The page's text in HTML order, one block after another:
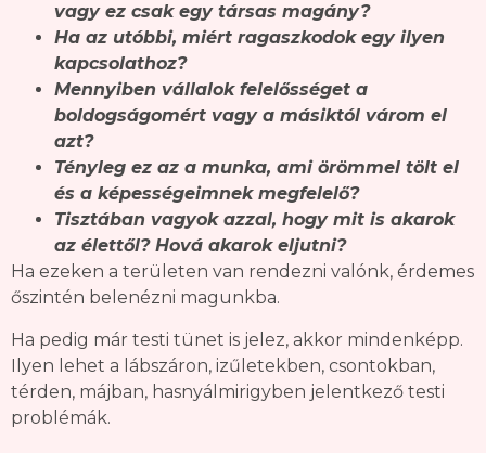
vagy ez csak egy társas magány?
Ha az utóbbi, miért ragaszkodok egy ilyen
kapcsolathoz?
Mennyiben vállalok felelősséget a
boldogságomért vagy a másiktól várom el
azt?
Tényleg ez az a munka, ami örömmel tölt el
és a képességeimnek megfelelő?
Tisztában vagyok azzal, hogy mit is akarok
az élettől? Hová akarok eljutni?
Ha ezeken a területen van rendezni valónk, érdemes
őszintén belenézni magunkba.
Ha pedig már testi tünet is jelez, akkor mindenképp.
Ilyen lehet a lábszáron, izűletekben, csontokban,
térden, májban, hasnyálmirigyben jelentkező testi
problémák.